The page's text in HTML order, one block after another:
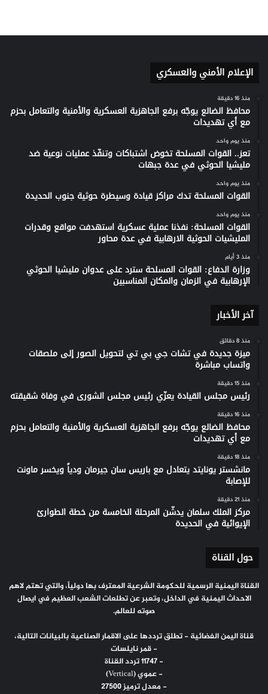
الإعلام الأمني والعسكري
منذ 16 دقيقة
محافظ الضالع يوجّه برفع الجاهزية العسكرية والأمنية والتعامل بحزم
مع أي تهديدات
منذ يوم واحد
تعز.. القوات المسلحة تخوض اشتباكات وتنفّذ عمليات نوعية ضد
مليشيا الحوثي في عدة جبهات
منذ يوم واحد
القوات المسلحة تدك مراكز قيادة وسيطرة حوثية جنوب الحديدة
منذ يوم واحد
القوات المسلحة: نفذنا عملية عسكرية استهدفت مواقع وقدرات
المليشيات الحوثية الارهابية في عدة محاور
منذ 3 أيام
وزارة الدفاع: القوات المسلحة سترد على عدوان مليشيا الحوثي
الإرهابية في الزمان والمكان المناسبين
آخر الأخبار
منذ 8 دقائق
ميزة جديدة في تشات جي بي تي لتحويل الصور إلى ملصقات
واتساب مباشرة
منذ 15 دقيقة
رئيس مجلس القيادة يعزّي رئيس مجلس الشورى في وفاة شقيقته
منذ 16 دقيقة
محافظ الضالع يوجّه برفع الجاهزية العسكرية والأمنية والتعامل بحزم
مع أي تهديدات
منذ 18 دقيقة
مانشستر يونايتد يتعادل مع باريس سان جيرمان ودياً ويخسر ماونت
للإصابة
منذ 21 دقيقة
مركز الملك سلمان يدشّن المرحلة الخامسة من خطة الطوارئ
الإيوائية في الحديدة
حول القناة
القناة اليمنية الرسمية للحكومة الشرعية المعترف بها دولياً، والتي تهتم لاهم
الاحداث اليمنية في الداخل، وتعبر عن تطلعات الشعب العظيم في ايصال
صوته للعالم.
قناة اليمن الفضائية - تطلق ترددها على الاقمار الصناعية بالبيانات التالية،
- قمر نايلسات
- 11747 تردد القناة
- عموي (Vertical)
- معدل ترميز 27500